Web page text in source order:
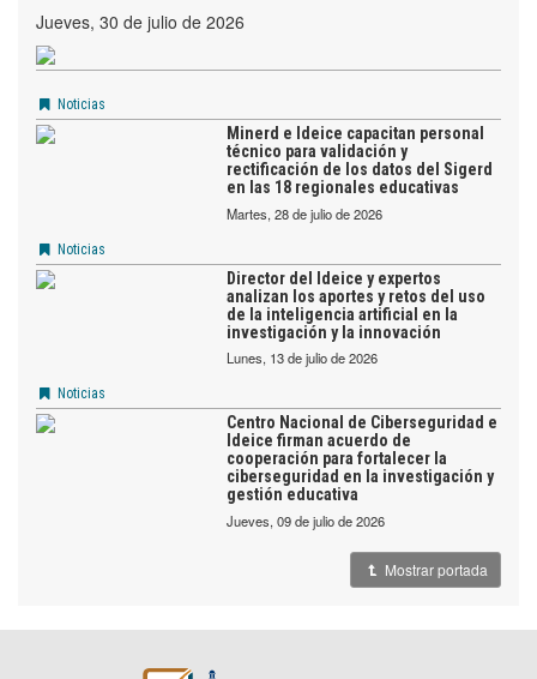
jueves, 30 de julio de 2026
Noticias
Minerd e Ideice capacitan personal
técnico para validación y
rectificación de los datos del Sigerd
en las 18 regionales educativas
martes, 28 de julio de 2026
Noticias
Director del Ideice y expertos
analizan los aportes y retos del uso
de la inteligencia artificial en la
investigación y la innovación
lunes, 13 de julio de 2026
Noticias
Centro Nacional de Ciberseguridad e
Ideice firman acuerdo de
cooperación para fortalecer la
ciberseguridad en la investigación y
gestión educativa
jueves, 09 de julio de 2026
Mostrar portada